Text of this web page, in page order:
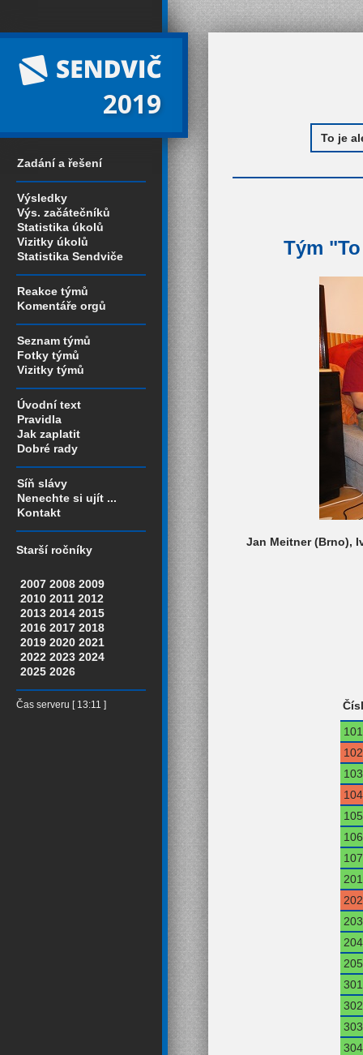
2019
Zadání a řešení
Výsledky
Výs. začátečníků
Statistika úkolů
Vizitky úkolů
Statistika Sendviče
Reakce týmů
Komentáře orgů
Seznam týmů
Fotky týmů
Vizitky týmů
Úvodní text
Pravidla
Jak zaplatit
Dobré rady
Síň slávy
Nenechte si ujít ...
Kontakt
Starší ročníky
2007 2008 2009
2010 2011 2012
2013 2014 2015
2016 2017 2018
2019 2020 2021
2022 2023 2024
2025 2026
Čas serveru [ 13:11 ]
Tým
Jan Meitner (Brno),
101
102
103
104
105
106
107
201
202
203
204
205
301
302
303
304